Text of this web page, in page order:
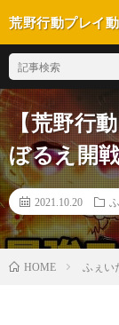
荒野行動プレイ
【荒野行
ぼるえ開
2021.10.20
HOME ふぇい